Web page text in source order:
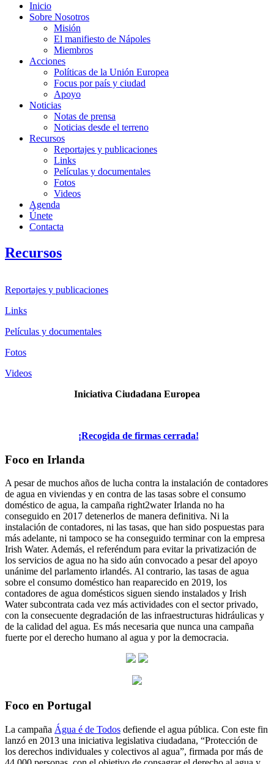
Inicio
Sobre Nosotros
Misión
El manifiesto de Nápoles
Miembros
Acciones
Políticas de la Unión Europea
Focus por país y ciudad
Apoyo
Noticias
Notas de prensa
Noticias desde el terreno
Recursos
Reportajes y publicaciones
Links
Películas y documentales
Fotos
Videos
Agenda
Únete
Contacta
Recursos
Reportajes y publicaciones
Links
Películas y documentales
Fotos
Videos
Iniciativa Ciudadana Europea
¡Recogida de firmas cerrada!
Foco en Irlanda
A pesar de muchos años de lucha contra la instalación de contadores
de agua en viviendas y en contra de las tasas sobre el consumo
doméstico de agua, la campaña right2water Irlanda no ha
conseguido en 2017 detenerlos de manera definitiva. Ni la
instalación de contadores, ni las tasas, que han sido pospuestas para
más adelante, ni tampoco se ha conseguido terminar con la empresa
Irish Water. Además, el referéndum para evitar la privatización de
los servicios de agua no ha sido aún convocado a pesar del apoyo
unánime del parlamento irlandés. Al contrario, las tasas de agua
sobre el consumo doméstico han reaparecido en 2019, los
contadores de agua domésticos siguen siendo instalados y Irish
Water subcontrata cada vez más actividades con el sector privado,
con la consecuente degradación de las infraestructuras hidráulicas y
de la calidad del agua. Es más necesaria que nunca una campaña
fuerte por el derecho humano al agua y por la democracia.
Foco en Portugal
La campaña Água é de Todos defiende el agua pública. Con este fin
lanzó en 2013 una iniciativa legislativa ciudadana, “Protección de
los derechos individuales y colectivos al agua”, firmada por más de